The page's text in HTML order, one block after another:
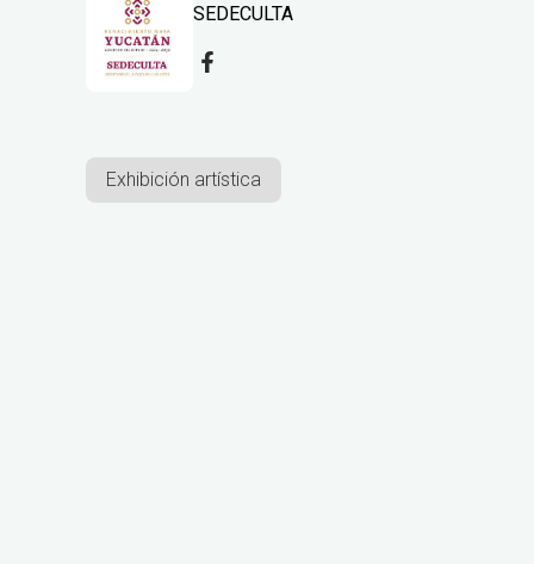
SEDECULTA
Exhibición artística